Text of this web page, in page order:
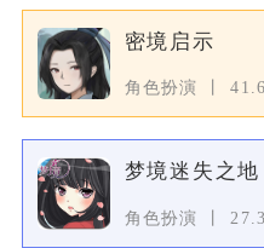
密境启示
角色扮演
梦境迷失之地
角色扮演